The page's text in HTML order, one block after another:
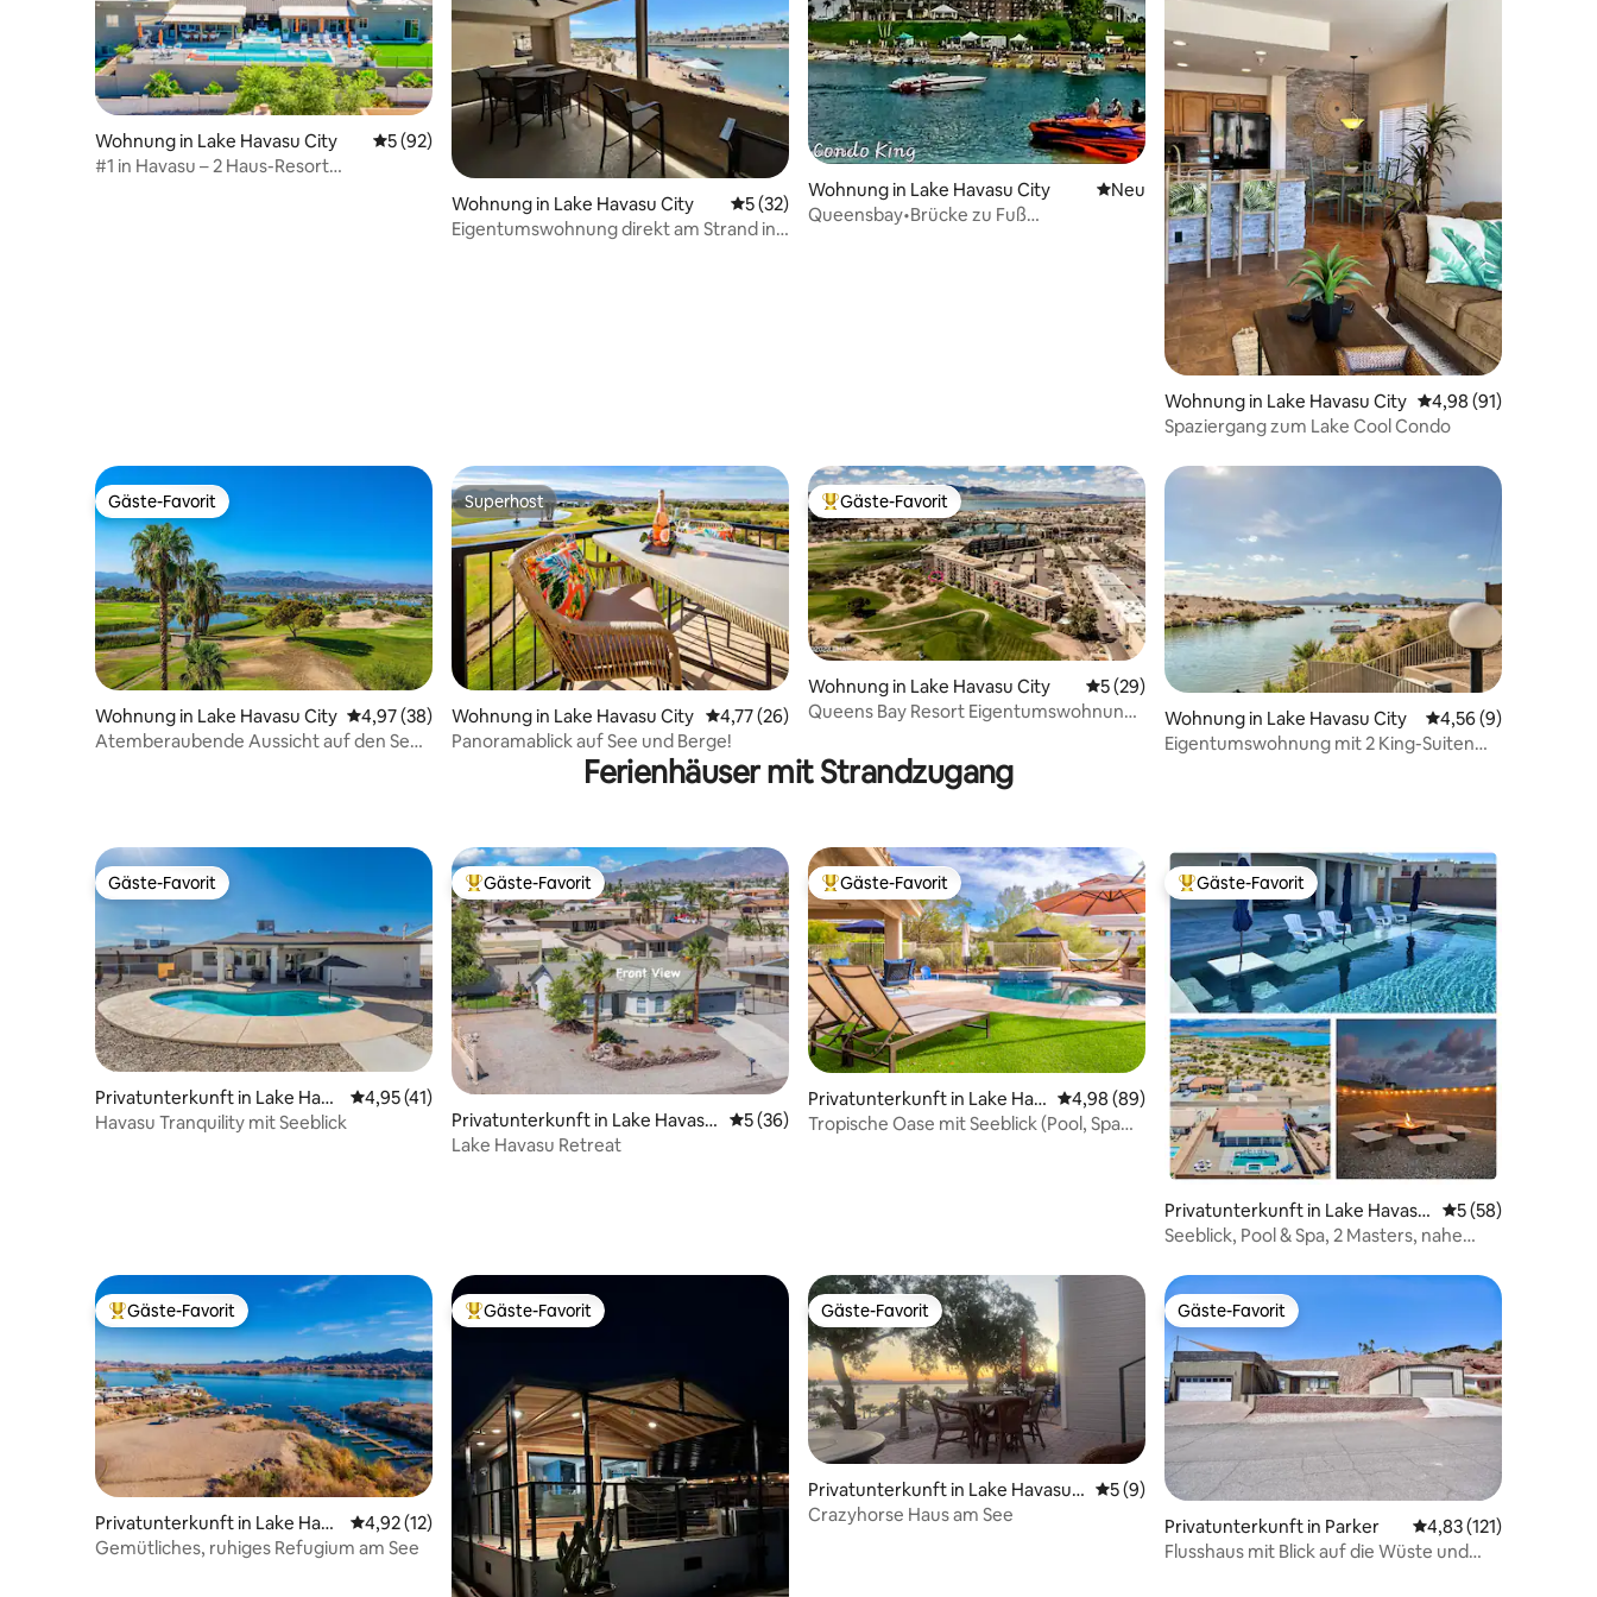
Wohnung in Lake Havasu City Durchschnittliche Bewertung: 5 von 5, 92 Bewertungen
5 (92)
#1 in Havasu – 2 Haus-Resort
Wohnung in Lake Havasu City Durchschnittliche Bewertung: 5 von 5, 32 Bewertungen
5 (32)
Eigentumswohnung direkt am Strand in
Wohnung in Lake Havasu City Neue Unterkunft
Neu
Queensbay•Brücke zu Fuß
Wohnung in Lake Havasu City Durchschnittliche
4,98 (91)
Spaziergang zum Lake Cool Condo
Gäste-Favorit
Gäste-Favorit
Wohnung in Lake Havasu City Durchschnittliche Bewertung: 4,97 von 5, 38 Bewertungen
4,97 (38)
Atemberaubende Aussicht auf den See
Superhost
Superhost
Wohnung in Lake Havasu City Durchschnittliche Bewertung: 4,77 von 5, 26 Bewertungen
4,77 (26)
Panoramablick auf See und Berge!
Beliebter Gäste-Favorit.
Gäste-Favorit
Wohnung in Lake Havasu City Durchschnittliche Bewertung: 5 von 5, 29 Bewertungen
5 (29)
Queens Bay Resort Eigentumswohnung
Wohnung in Lake Havasu City Durchschnittliche
4,56 (9)
Eigentumswohnung mit 2 King-Suiten
Ferienhäuser mit Strandzugang
Gäste-Favorit
Gäste-Favorit
Privatunterkunft in Lake Hava
su City
Durchschnittliche Bewertung: 4,95 von 5, 41 Bewertungen
4,95 (41)
Havasu Tranquility mit Seeblick
Beliebter Gäste-Favorit.
Gäste-Favorit
Privatunterkunft in Lake Havasu
City
Durchschnittliche Bewertung: 5 von 5, 36 Bewertungen
5 (36)
Lake Havasu Retreat
Beliebter Gäste-Favorit.
Gäste-Favorit
Privatunterkunft in Lake Hav
asu City
Durchschnittliche Bewertung: 4,98 von 5, 89 Bewertungen
4,98 (89)
Tropische Oase mit Seeblick (Pool, Spa
Beliebter Gäste-Favorit.
Gäste-Favorit
Privatunterkunft in Lake Havasu
City
Durchschnittliche
5 (58)
Seeblick, Pool & Spa, 2 Masters, nahe
Beliebter Gäste-Favorit.
Gäste-Favorit
Privatunterkunft in Lake Hava
su City
Durchschnittliche Bewertung: 4,92 von 5, 12 Bewertungen
4,92 (12)
Gemütliches, ruhiges Refugium am See
Beliebter Gäste-Favorit.
Gäste-Favorit Gäste-Favorit
Gäste-Favorit
Privatunterkunft in Lake Havasu
City
Durchschnittliche Bewertung: 5 von 5, 9 Bewertungen
5 (9)
Crazyhorse Haus am See
Gäste-Favorit
Gäste-Favorit
Privatunterkunft in Parker Durchschnittliche
4,83 (121)
Flusshaus mit Blick auf die Wüste und